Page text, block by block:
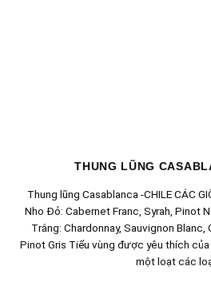
THUNG LŨNG
Thung lũng Casablanca -CHILE CÁC
Nho Đỏ: Cabernet Franc, Syrah,
Trắng: Chardonnay, Sauvignon Blanc,
Pinot Gris Tiểu vùng được yêu thích
một loạt các